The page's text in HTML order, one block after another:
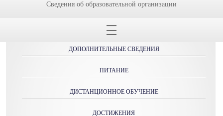
ОБРАЩЕНИЯ ГРАЖДАН
ДОПОЛНИТЕЛЬНЫЕ СВЕДЕНИЯ
ПИТАНИЕ
ДИСТАНЦИОННОЕ ОБУЧЕНИЕ
ДОСТИЖЕНИЯ
Сведения об образовательной организации